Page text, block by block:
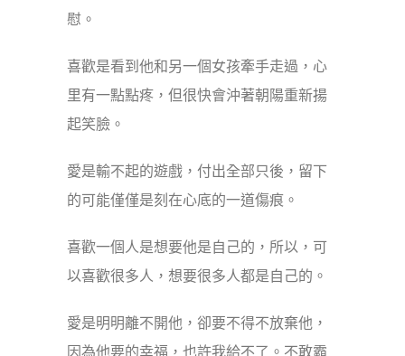
慰。
喜歡是看到他和另一個女孩牽手走過，心
里有一點點疼，但很快會沖著朝陽重新揚
起笑臉。
愛是輸不起的遊戲，付出全部只後，留下
的可能僅僅是刻在心底的一道傷痕。
喜歡一個人是想要他是自己的，所以，可
以喜歡很多人，想要很多人都是自己的。
愛是明明離不開他，卻要不得不放棄他，
因為他要的幸福，也許我給不了。不敢霸